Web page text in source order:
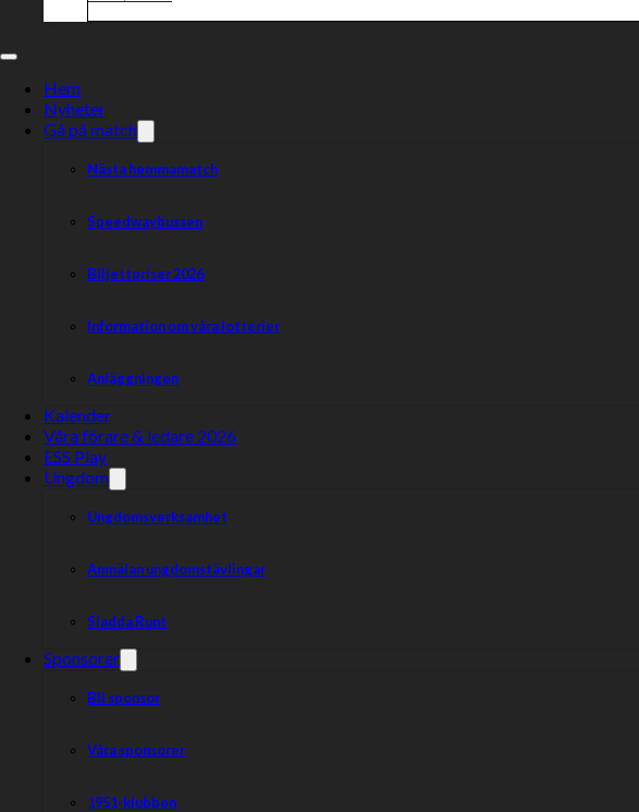
Hem
Nyheter
Gå på match
Nästa hemmamatch
Speedwaybussen
Biljettpriser 2026
Information om våra lotterier
Anläggningen
Kalender
Våra förare & ledare 2026
ESS Play
Ungdom
Ungdomsverksamhet
Anmälan ungdomstävlingar
Sladda Runt
Sponsorer
Bli sponsor
Våra sponsorer
1951-klubben